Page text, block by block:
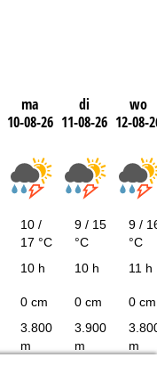
ma
10-08-26
di
11-08-26
wo
12-08-
10 /
17 °C
9 / 15
°C
9 /
°C
10 h 10 h 11 h
0 cm 0 cm 0 cm
3.800
m
3.900
m
m